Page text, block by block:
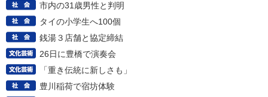
市内の31歳男性と判明
タイの小学生へ100個
銭湯３店舗と協定締結
26日に豊橋で演奏会
「重き伝統に新しさも」
豊川稲荷で宿坊体験